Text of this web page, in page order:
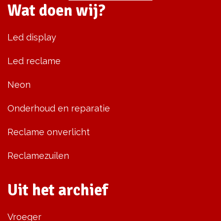
Wat doen wij?
Led display
Led reclame
Neon
Onderhoud en reparatie
Reclame onverlicht
Reclamezuilen
Uit het archief
Vroeger